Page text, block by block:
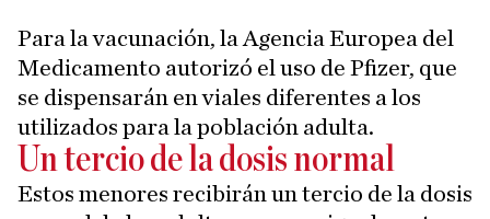
Para la vacunación, la Agencia Europea del
Medicamento autorizó el uso de Pfizer, que
se dispensarán en viales diferentes a los
utilizados para la población adulta.
Un tercio de la dosis normal
Estos menores recibirán un tercio de la dosis